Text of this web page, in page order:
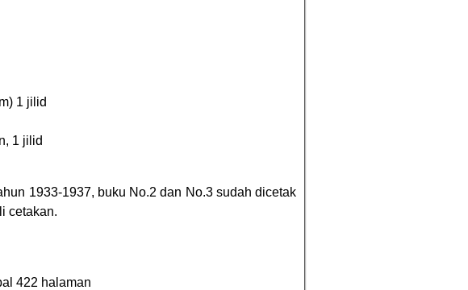
1 jilid
1 jilid
1933-1937, buku No.2 dan No.3 sudah dicetak
cetakan.
422 halaman